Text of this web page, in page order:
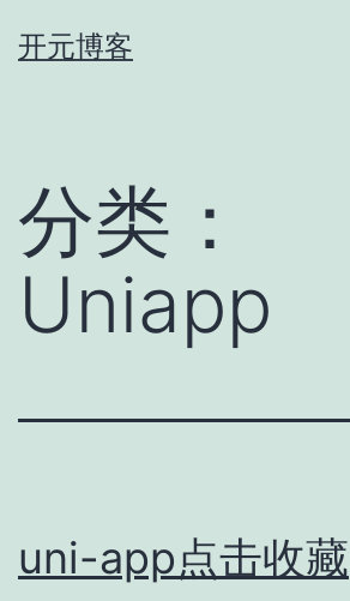
至开元博客
分类：
Uniapp
uni-app点击收藏